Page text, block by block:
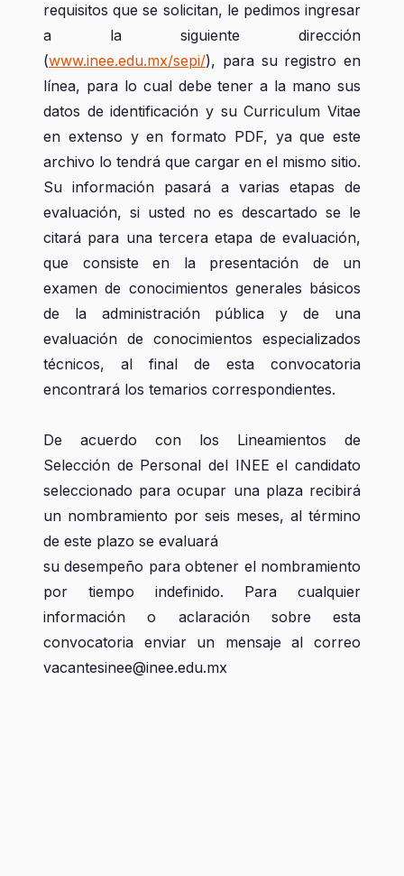
requisitos que se solicitan, le pedimos ingresar
a la siguiente dirección
(www.inee.edu.mx/sepi/), para su registro en
línea, para lo cual debe tener a la mano sus
datos de identificación y su Curriculum Vitae
en extenso y en formato PDF, ya que este
archivo lo tendrá que cargar en el mismo sitio.
Su información pasará a varias etapas de
evaluación, si usted no es descartado se le
citará para una tercera etapa de evaluación,
que consiste en la presentación de un
examen de conocimientos generales básicos
de la administración pública y de una
evaluación de conocimientos especializados
técnicos, al final de esta convocatoria
encontrará los temarios correspondientes.
De acuerdo con los Lineamientos de
Selección de Personal del INEE el candidato
seleccionado para ocupar una plaza recibirá
un nombramiento por seis meses, al término
de este plazo se evaluará
su desempeño para obtener el nombramiento
por tiempo indefinido. Para cualquier
información o aclaración sobre esta
convocatoria enviar un mensaje al correo
vacantesinee@inee.edu.mx